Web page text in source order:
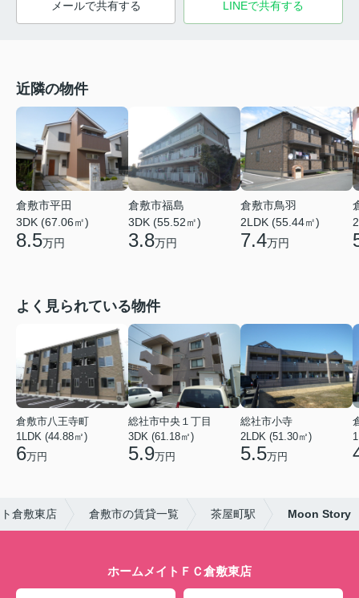
メールで共有する LINEで共有する
近隣の物件
倉敷市平田
3DK (67.06㎡)
8.5万円
倉敷市福島
3DK (55.52㎡)
3.8万円
倉敷市鳥羽
2LDK (55.44㎡)
7.4万円
よく見られている物件
倉敷市八王寺町
1LDK (44.88㎡)
6万円
総社市中央１丁目
3DK (61.18㎡)
5.9万円
総社市小寺
2LDK (51.30㎡)
5.5万円
倉敷東店 倉敷市の賃貸一覧 茶屋町駅 Moon Story
ホームメイトＦＣ倉敷東店